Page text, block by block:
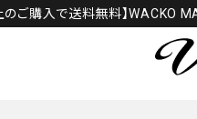
のご購入で送料無料】WACKO